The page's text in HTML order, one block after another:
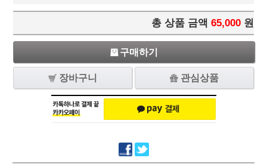
총 상품 금액 65,000 원
구매하기
장바구니 관심상품